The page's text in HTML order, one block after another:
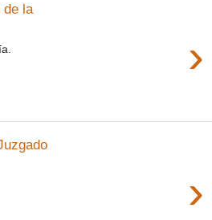
de la
›
›